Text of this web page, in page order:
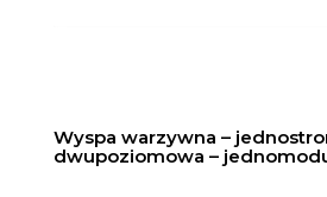
Wyspa warzywna –
dwupoziomowa –